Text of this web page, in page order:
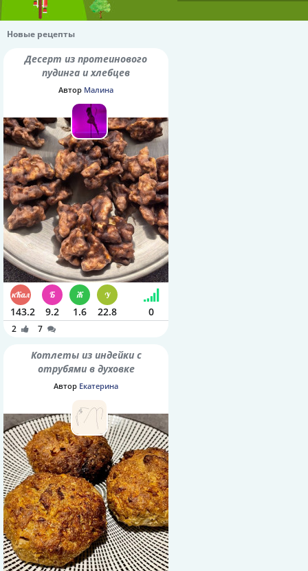
Новые рецепты
Десерт из протеинового
пудинга и хлебцев
Автор Малина
143.2 9.2 1.6 22.8 0
2 7
Котлеты из индейки с
отрубями в духовке
Автор Екатерина